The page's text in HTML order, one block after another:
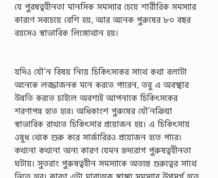
যে পুরষত্বহীনতা মানসিক সমস্যার চেয়ে শারীরিক সমস্যার
কারণে সবচেয়ে বেশি হয়, আর অনেক পুরুষের ৮০ বছর
বয়সেও স্বাভাবিক লিঙ্গোথান হয়।
যদিও যৌ’ন বিষয় নিয়ে চিকিৎসকের সাথে কথা বলাটা
অনেকে লজ্জাজনক মনে করতে পারেন, তবু এ অবস্খার
উন্নতি করতে চাইলে অবশ্যই আপনাকে চিকিৎসকের
শরণাপন্ন হতে হবে। অধিকাংশ পুরুষের যৌ’নক্রিয়া
স্বাভাবিক রাখতে চিকিৎসার প্রয়োজন হয়। এ চিকিৎসায়
ওষুধ থেকে শুরু করে সার্জারিরও প্রয়োজন হতে পারে।
কখনো কখনো অন্য কারণ যেমন হৃদরোগ পুরুষত্বহীনতা
ঘটায়। সুতরাং পুরুষত্বহীন সমস্যাকে অত্যন্ত গুরুত্বের সাথে